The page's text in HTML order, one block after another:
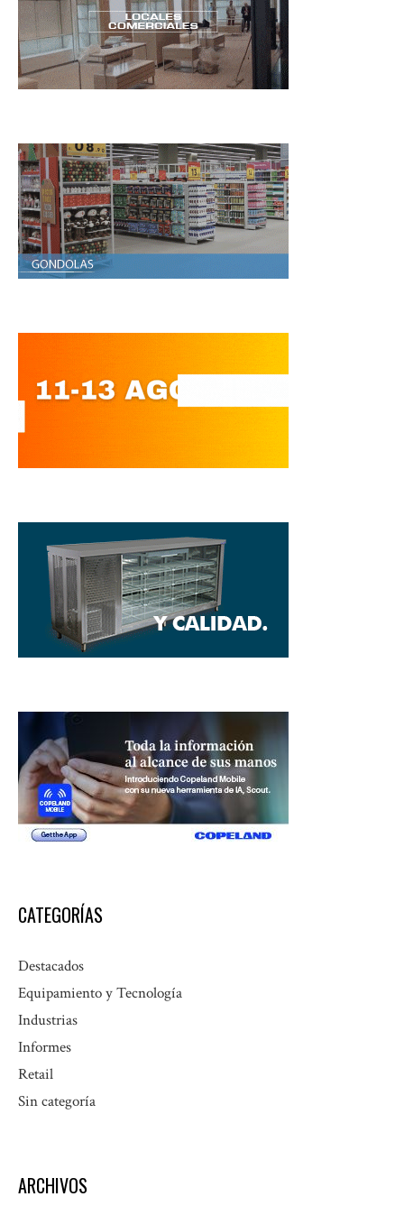
CATEGORÍAS
Destacados
Equipamiento y Tecnología
Industrias
Informes
Retail
Sin categoría
ARCHIVOS